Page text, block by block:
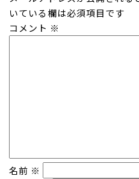
いている欄は必須項目です
コメント ※
名前 ※